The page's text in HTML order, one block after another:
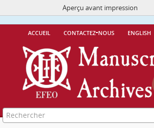
Ce site utilise des cookiesMore Info.
accueil contactez-nous english
Aperçu avant impression